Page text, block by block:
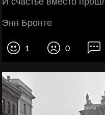
Энн Бронте
1 0